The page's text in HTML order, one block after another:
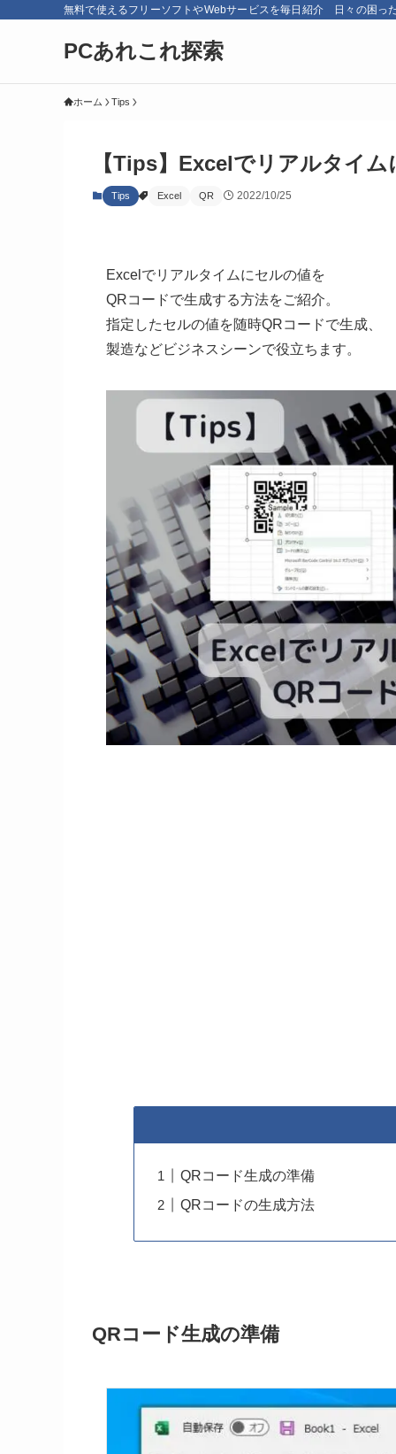
無料で使えるフリーソフトやWebサービスを毎日紹介 日々の困っ
PCあれこれ探索
ホーム Tips
【Tips】Excelでリアルタイ
Tips Excel QR 2022/10/25
Excelでリアルタイムにセルの値を
QRコードで生成する方法をご紹介。
指定したセルの値を随時QRコードで生成、
製造などビジネスシーンで役立ちます。
QRコード生成の準備
QRコードの生成方法
QRコード生成の準備